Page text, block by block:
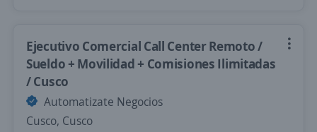
Ejecutivo Comercial Call Center Remoto /
Sueldo + Movilidad + Comisiones Ilimitadas
/ Cusco
Automatizate Negocios
Cusco, Cusco